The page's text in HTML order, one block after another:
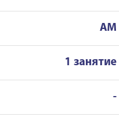
AM
1 занятие
-